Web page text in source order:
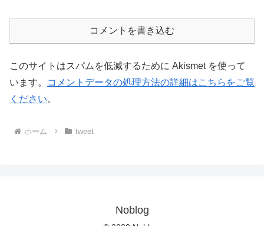
コメントを書き込む
このサイトはスパムを低減するために Akismet を使って
います。
コメントデータの処理方法の詳細はこちらをご覧
ください。
ホーム tweet
Noblog